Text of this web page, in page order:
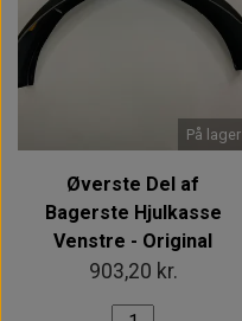
På lager
Øverste Del af
Bagerste Hjulkasse
Venstre - Original
903,20 kr.